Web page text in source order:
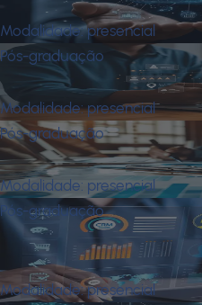
Modalidade: presencial
Pós-graduação
Mba em Gestão
Modalidade: presencial
Pós-graduação
Mba em Gestão
Modalidade: presencial
Pós-graduação
Mba em Gestão
Vendas
Modalidade: presencial